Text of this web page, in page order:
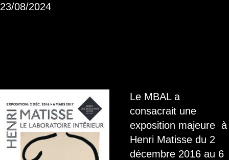
23/08/2024
Le MBAL a
consacrait une
exposition majeure à
Henri Matisse du 2
décembre 2016 au 6